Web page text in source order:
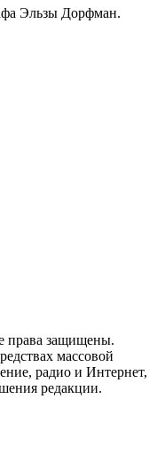
Эльзы Дорфман.
права защищены.
массовой
радио и Интернет,
редакции.